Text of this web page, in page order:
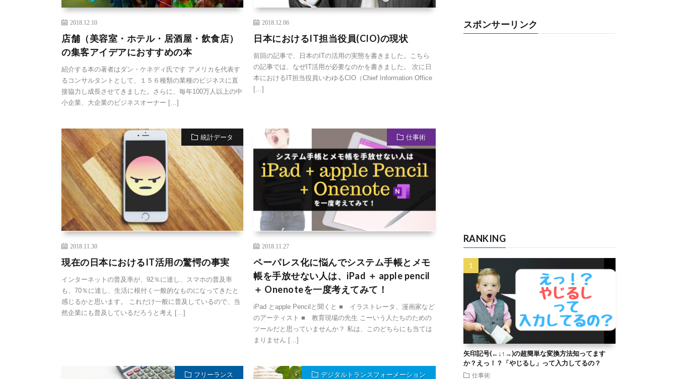
2018.12.10
店舗（美容室・ホテル・居酒屋・飲食店）
の集客アイデアにおすすめの本
紹介する本の著者はダン・ケネディ氏です アメリカを代表す
るコンサルタントとして、１５６種類の業種のビジネスに直
接協力し成長させてきました。さらに、毎年100万人以上の中
小企業、大企業のビジネスオーナー […]
2018.12.06
日本におけるIT担当役員(CIO)の現状
前回の記事で、日本のITの活用の実態を書きました。こちら
の記事では、なぜIT活用が必要なのかを書きました。 次に日
本におけるIT担当役員いわゆるCIO（Chief Information Office
[…]
統計データ
2018.11.30
現在の日本におけるIT活用の驚愕の事実
インターネットの普及率が、92％に達し、スマホの普及率
も、70％に達し、生活に根付く一般的なものになってきたと
感じるかと思います。 これだけ一般に普及しているので、当
然企業にも普及しているだろうと考え […]
仕事術
2018.11.27
ペーパレス化に悩んでシステム手帳とメモ
帳を手放せない人は、iPad ＋ apple pencil
＋ Onenoteを一度考えてみて！
iPad とapple Pencilと聞くと ■ イラストレータ、漫画家など
のアーティスト ■ 教育現場の先生 こーいう人たちのための
ツールだと思っていませんか？ 私は、このどちらにも当ては
まりません […]
フリーランス デジタルトランスフォーメーション
スポンサーリンク
RANKING
矢印記号(←↓↑→)の超簡単な変換方法知ってます
か？えっ！？「やじるし」って入力してるの？
仕事術